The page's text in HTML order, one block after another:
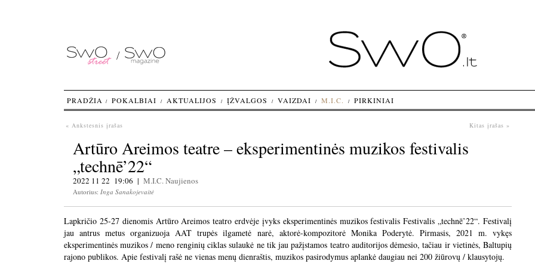
« Ankstesnis įrašas Kitas įrašas »
Artūro Areimos teatre – eksperimentinės muzikos festivalis
„technē’22“
2022 11 22 19:06 | M.I.C.Naujienos
Autorius: Inga Sanakojevaitė
Lapkričio 25-27 dienomis Artūro Areimos teatro erdvėje įvyks eksperimentinės muzikos festivalis Festivalis „technē’22“. Festivalį
jau antrus metus organizuoja AAT trupės ilgametė narė, aktorė-kompozitorė Monika Poderytė. Pirmasis, 2021 m. vykęs
eksperimentinės muzikos / meno renginių ciklas sulaukė ne tik jau pažįstamos teatro auditorijos dėmesio, tačiau ir vietinės, Baltupių
rajono publikos. Apie festivalį rašė ne vienas menų dienraštis, muzikos pasirodymus aplankė daugiau nei 200 žiūrovų / klausytojų.
PRADŽIA POKALBIAI AKTUALIJOS ĮŽVALGOS VAIZDAI M.I.C. PIRKINIAI